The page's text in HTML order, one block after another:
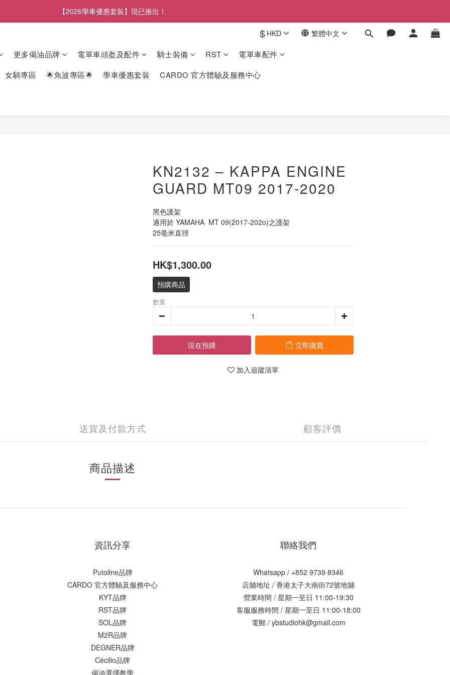
【2026學車優惠套裝】現已推出！
$ HKD 繁體中文
更多偈油品牌 電單車頭盔及配件 騎士裝備 RST
電單車配件
女騎專區
🌟魚波專區🌟 學車優惠套裝 CARDO 官方體驗及服務中心
KN2132 – KAPPA ENGINE
GUARD MT09 2017-2020
黑色護架
適用於 YAMAHA  MT 09(2017-202o)之護架
25毫米直徑
HK$1,300.00
預購商品
數量
現在預購 立即購買
加入追蹤清單
送貨及付款方式 顧客評價
商品描述
資訊分享
Putoline品牌
CARDO 官方體驗及服務中心
KYT品牌
RST品牌
SOL品牌
M2R品牌
DEGNER品牌
Cécilio品牌
偈油選擇教學
聯絡我們
Whatsapp / +852 9739 8346
店舖地址 / 香港太子大南街72號地舖
營業時間 / 星期一至日 11:00-19:30
客服服務時間 / 星期一至日 11:00-18:00
電郵 / ybstudiohk@gmail.com